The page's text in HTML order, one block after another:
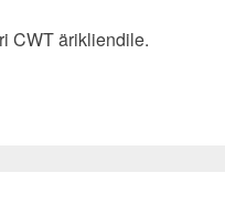
CWT ärikliendile.